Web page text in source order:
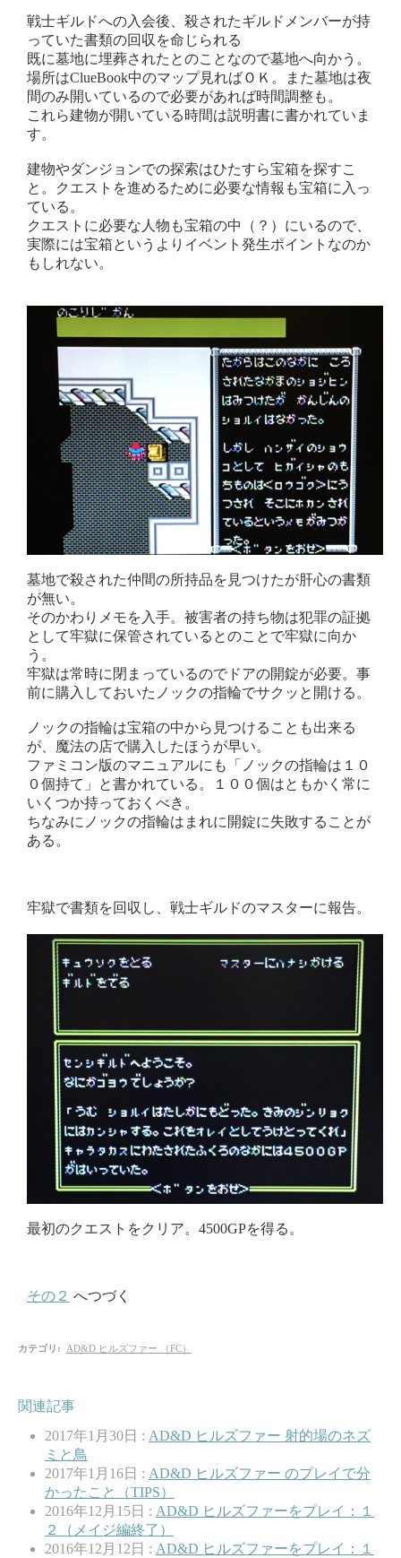
戦士ギルドへの入会後、殺されたギルドメンバーが持
っていた書類の回収を命じられる
既に墓地に埋葬されたとのことなので墓地へ向かう。
場所はClueBook中のマップ見ればＯＫ。また墓地は夜
間のみ開いているので必要があれば時間調整も。
これら建物が開いている時間は説明書に書かれていま
す。
建物やダンジョンでの探索はひたすら宝箱を探すこ
と。クエストを進めるために必要な情報も宝箱に入っ
ている。
クエストに必要な人物も宝箱の中（？）にいるので、
実際には宝箱というよりイベント発生ポイントなのか
もしれない。
墓地で殺された仲間の所持品を見つけたが肝心の書類
が無い。
そのかわりメモを入手。被害者の持ち物は犯罪の証拠
として牢獄に保管されているとのことで牢獄に向か
う。
牢獄は常時に閉まっているのでドアの開錠が必要。事
前に購入しておいたノックの指輪でサクッと開ける。
ノックの指輪は宝箱の中から見つけることも出来る
が、魔法の店で購入したほうが早い。
ファミコン版のマニュアルにも「ノックの指輪は１０
０個持て」と書かれている。１００個はともかく常に
いくつか持っておくべき。
ちなみにノックの指輪はまれに開錠に失敗することが
ある。
牢獄で書類を回収し、戦士ギルドのマスターに報告。
最初のクエストをクリア。4500GPを得る。
その２ へつづく
カテゴリ : AD&D ヒルズファー （FC）
関連記事
2017年1月30日 : AD&D ヒルズファー 射的場のネズ
ミと鳥
2017年1月16日 : AD&D ヒルズファー のプレイで分
かったこと（TIPS）
2016年12月15日 : AD&D ヒルズファーをプレイ：１
２（メイジ編終了）
2016年12月12日 : AD&D ヒルズファーをプレイ：１